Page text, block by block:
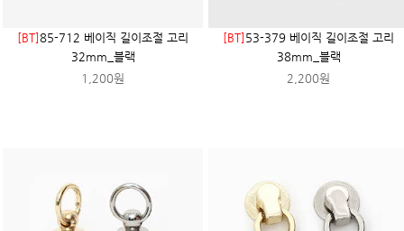
[BT]85-712 베이직 길이조절 고리
32mm_블랙
1,200원
[BT] 53-379 베이직 길이조절 고리
38mm_블랙
2,200원